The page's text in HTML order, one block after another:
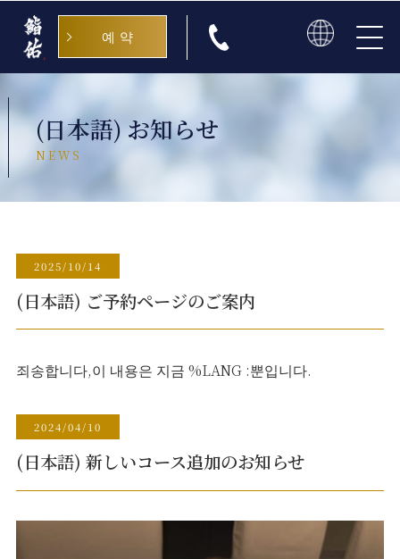
예약
(日本語) お知らせ
NEWS
2025/10/14
(日本語) ご予約ページのご案内
죄송합니다,이 내용은 지금 %LANG :뿐입니다.
2024/04/10
(日本語) 新しいコース追加のお知らせ